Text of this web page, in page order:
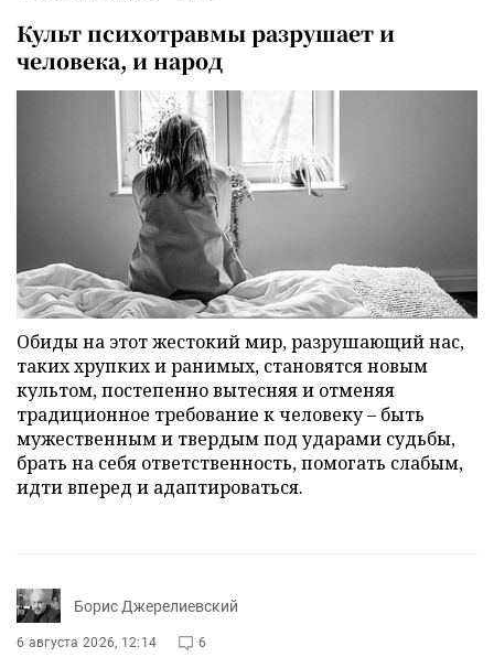
Культ психотравмы разрушает и
человека, и народ
Обиды на этот жестокий мир, разрушающий нас,
таких хрупких и ранимых, становятся новым
культом, постепенно вытесняя и отменяя
традиционное требование к человеку – быть
мужественным и твердым под ударами судьбы,
брать на себя ответственность, помогать слабым,
идти вперед и адаптироваться.
Борис Джерелиевский
6 августа 2026, 12:14 6